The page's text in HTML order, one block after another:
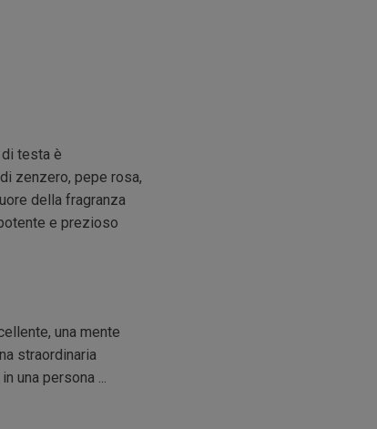
testa è
zenzero, pepe rosa,
della fragranza
e prezioso
una mente
straordinaria
una persona ...